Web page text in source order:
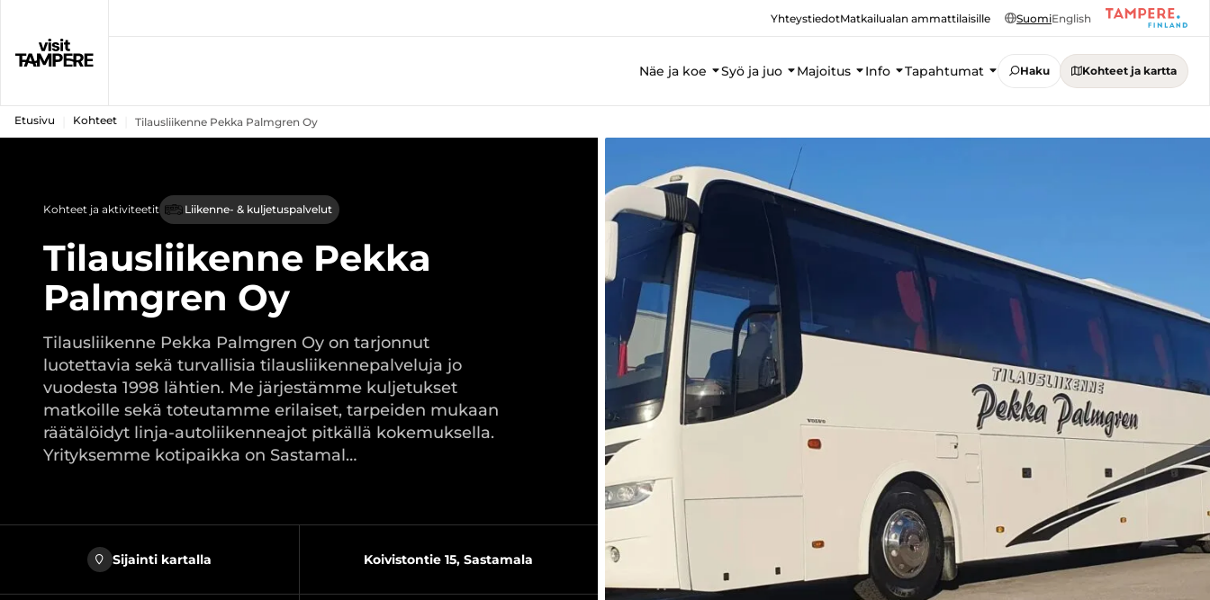
YhteystiedotMatkailualan ammattilaisille SuomiEnglish
Näe ja koe Syö ja juo Majoitus Info Tapahtumat Haku Kohteet ja kartta
Etusivu Kohteet Tilausliikenne Pekka Palmgren Oy
Kohteet ja aktiviteetit Liikenne- & kuljetuspalvelut
Tilausliikenne Pekka
Palmgren Oy
Tilausliikenne Pekka Palmgren Oy on tarjonnut
luotettavia sekä turvallisia tilausliikennepalveluja jo
vuodesta 1998 lähtien. Me järjestämme kuljetukset
matkoille sekä toteutamme erilaiset, tarpeiden mukaan
räätälöidyt linja-autoliikenneajot pitkällä kokemuksella.
Yrityksemme kotipaikka on Sastamal…
Sijainti kartalla Koivistontie 15, Sastamala